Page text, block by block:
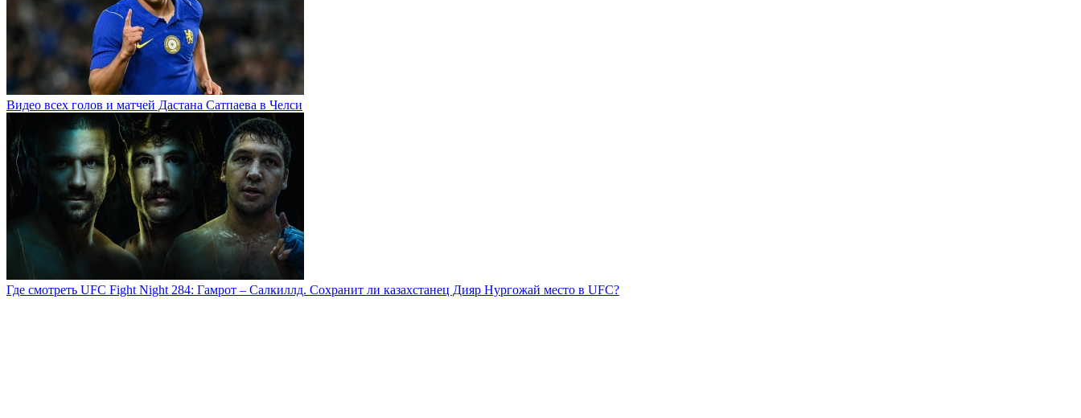
Видео всех голов и матчей Дастана Сатпаева в Челси
Где смотреть UFC Fight Night 284: Гамрот – Салкиллд. Сохранит ли казахстанец Дияр Нургожай место в UFC?